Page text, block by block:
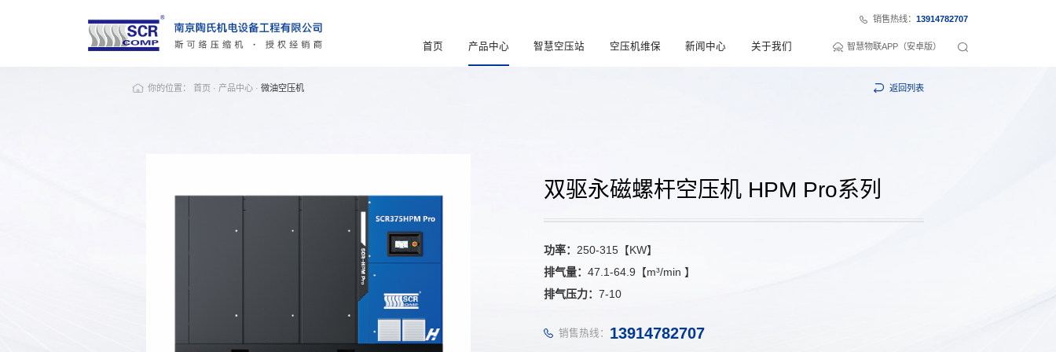
销售热线： 13914782707
智慧物联APP（安卓版）
首页 产品中心 智慧空压站 空压机维保 新闻中心 关于我们
你的位置： 首页 · 产品中心 · 微油空压机 返回列表
双驱永磁螺杆空压机 HPM Pro系列
功率： 250-315【KW】
排气量：47.1-64.9【m³/min 】
排气压力：7-10
销售热线： 13914782707